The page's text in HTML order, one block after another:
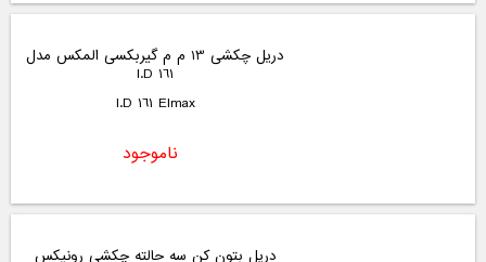
دریل چکشی 13 م م گیربکسی المکس مدل
I.D 161
I.D 161 Elmax
ناموجود
دریل بتون کن سه حالته چکشی رونیکس